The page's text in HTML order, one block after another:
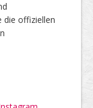
die offiziellen